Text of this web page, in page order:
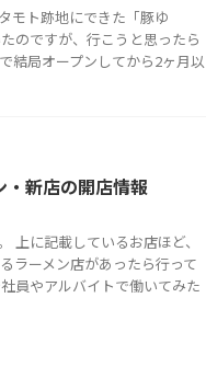
モト跡地にできた「豚ゆ
のですが、行こうと思ったら
結局オープンしてから2ヶ月以
・新店の開店情報
上に記載しているお店ほど、
ラーメン店があったら行って
員やアルバイトで働いてみた